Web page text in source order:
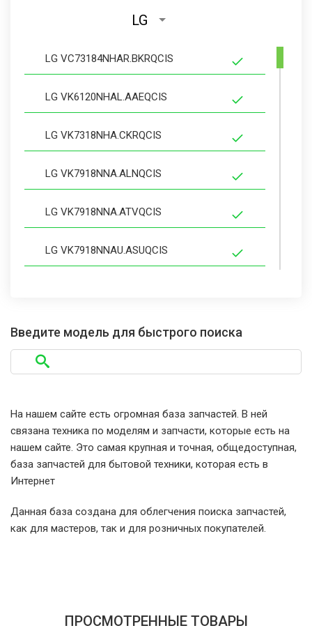
LG
LG VC73184NHAR.BKRQCIS
LG VK6120NHAL.AAEQCIS
LG VK7318NHA.CKRQCIS
LG VK7918NNA.ALNQCIS
LG VK7918NNA.ATVQCIS
LG VK7918NNAU.ASUQCIS
LG VK7918NRT.ABLQCIS
LG VK7918NRTU.ATVQCIS
LG VK7920NHAQ.APTQCIS
LG VK7920NHAU.ADTQCIS
LG VK7920NHAU.AQZQCIS
Введите модель для быстрого поиска
На нашем сайте есть огромная база запчастей. В ней
связана техника по моделям и запчасти, которые есть на
нашем сайте. Это самая крупная и точная, общедоступная,
база запчастей для бытовой техники, которая есть в
Интернет
Данная база создана для облегчения поиска запчастей,
как для мастеров, так и для розничных покупателей.
ПРОСМОТРЕННЫЕ ТОВАРЫ